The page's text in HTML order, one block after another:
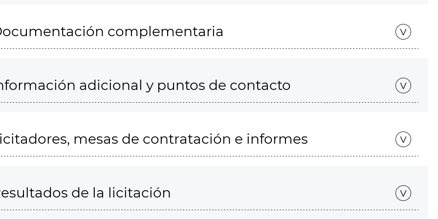
complementaria
adicional y puntos de contacto
mesas de contratación e informes
de la licitación